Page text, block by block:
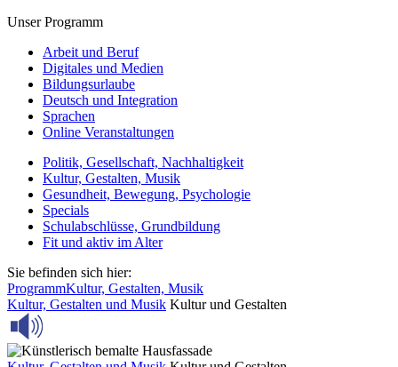
Unser Programm
Arbeit und Beruf
Digitales und Medien
Bildungsurlaube
Deutsch und Integration
Sprachen
Online Veranstaltungen
Politik, Gesellschaft, Nachhaltigkeit
Kultur, Gestalten, Musik
Gesundheit, Bewegung, Psychologie
Specials
Schulabschlüsse, Grundbildung
Fit und aktiv im Alter
Sie befinden sich hier:
ProgrammKultur, Gestalten, Musik
Kultur, Gestalten und Musik Kultur und Gestalten